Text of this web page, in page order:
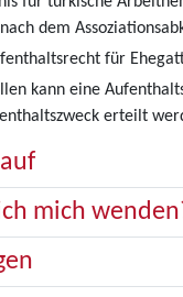
dem
für
kann eine
erteilt
mich